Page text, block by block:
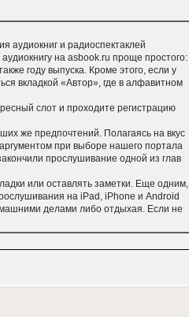
аудиокниг и радиоспектаклей
на asbook.ru проще простого:
году выпуска. Кроме этого, если у
вкладкой «Автор», где в алфавитном
слот и проходите регистрацию
же предпочтений. Полагаясь на вкус
при выборе нашего портала
прослушивание одной из глав
или оставлять заметки. Еще одним,
на iPad, iPhone и Android
делами либо отдыхая. Если не